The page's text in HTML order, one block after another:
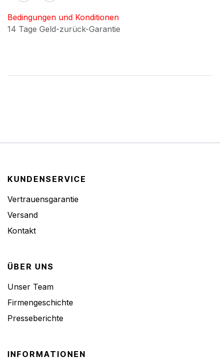
Bedingungen und Konditionen
14 Tage Geld-zurück-Garantie
KUNDENSERVICE
Vertrauensgarantie
Versand
Kontakt
ÜBER UNS
Unser Team
Firmengeschichte
Presseberichte
INFORMATIONEN